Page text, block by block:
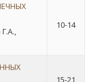
10-14
15-21